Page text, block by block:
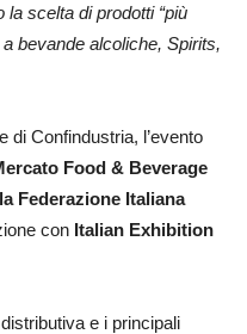
scelta di prodotti “più
bevande alcoliche, Spirits,
di Confindustria, l’evento
Food & Beverage
Federazione Italiana
con Italian Exhibition
e i principali